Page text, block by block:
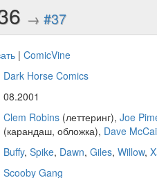
→ #37
| ComicVine
Dark Horse Comics
08.2001
Clem Robins(леттеринг), Joe
(карандаш, обложка), Dave
Buffy, Spike, Dawn, Giles, Willow,
Scooby Gang